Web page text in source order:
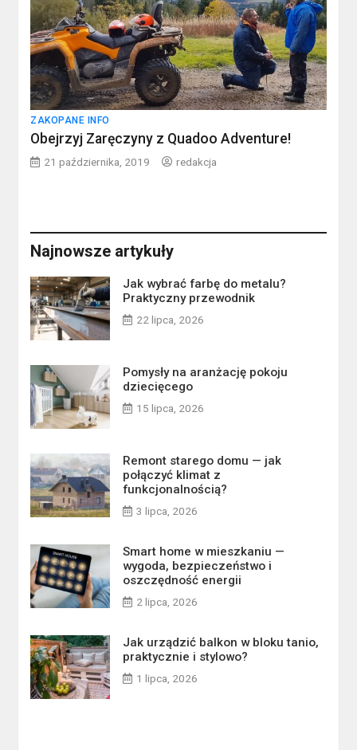
ZAKOPANE INFO
Obejrzyj Zaręczyny z Quadoo Adventure!
21 października, 2019 redakcja
Najnowsze artykuły
Jak wybrać farbę do metalu?
Praktyczny przewodnik
22 lipca, 2026
Pomysły na aranżację pokoju
dziecięcego
15 lipca, 2026
Remont starego domu — jak
połączyć klimat z
funkcjonalnością?
3 lipca, 2026
Smart home w mieszkaniu —
wygoda, bezpieczeństwo i
oszczędność energii
2 lipca, 2026
Jak urządzić balkon w bloku tanio,
praktycznie i stylowo?
1 lipca, 2026